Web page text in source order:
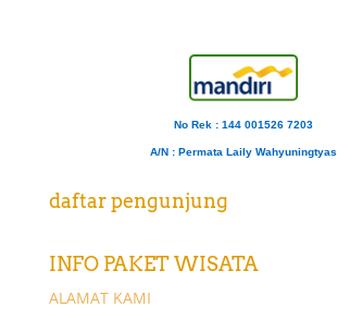
No Rek : 144 001526 7203
A/N : Permata Laily Wahyuningtyas
daftar pengunjung
INFO PAKET WISATA
ALAMAT KAMI